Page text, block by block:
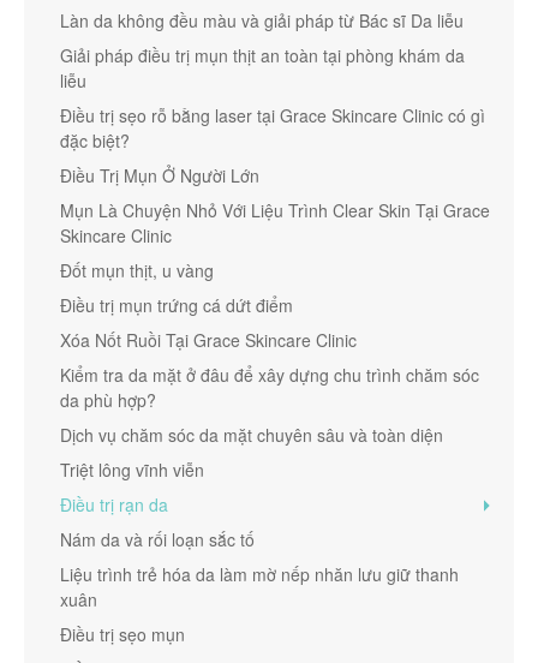
Làn da không đều màu và giải pháp từ Bác sĩ Da liễu
Giải pháp điều trị mụn thịt an toàn tại phòng khám da
liễu
Điều trị sẹo rỗ bằng laser tại Grace Skincare Clinic có gì
đặc biệt?
Điều Trị Mụn Ở Người Lớn
Mụn Là Chuyện Nhỏ Với Liệu Trình Clear Skin Tại Grace
Skincare Clinic
Đốt mụn thịt, u vàng
Điều trị mụn trứng cá dứt điểm
Xóa Nốt Ruồi Tại Grace Skincare Clinic
Kiểm tra da mặt ở đâu để xây dựng chu trình chăm sóc
da phù hợp?
Dịch vụ chăm sóc da mặt chuyên sâu và toàn diện
Triệt lông vĩnh viễn
Điều trị rạn da
Nám da và rối loạn sắc tố
Liệu trình trẻ hóa da làm mờ nếp nhăn lưu giữ thanh
xuân
Điều trị sẹo mụn